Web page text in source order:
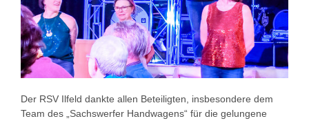
Der RSV Ilfeld dankte allen Beteiligten, insbesondere dem
Team des „Sachswerfer Handwagens“ für die gelungene